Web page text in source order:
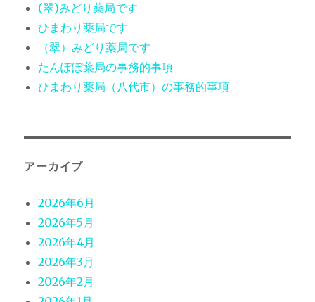
(翠)みどり薬局です
ひまわり薬局です
（翠）みどり薬局です
たんぽぽ薬局の事務的事項
ひまわり薬局（八代市）の事務的事項
アーカイブ
2026年6月
2026年5月
2026年4月
2026年3月
2026年2月